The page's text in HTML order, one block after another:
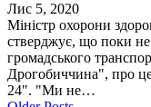
Лис 5, 2020
Міністр охорони
стверджує, що поки
громадського
Дрогобиччина", про це
24". "Ми не…